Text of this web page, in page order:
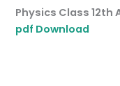
Physics Class 12th
pdf Download